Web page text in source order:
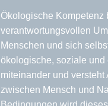
Ökologische Kompetenz
verantwortungsvollen
Menschen und sich
ökologische, soziale und
miteinander und versteht
zwischen Mensch und